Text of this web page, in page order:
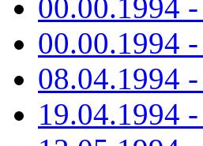
00.00.1994
00.00.1994
08.04.1994
19.04.1994